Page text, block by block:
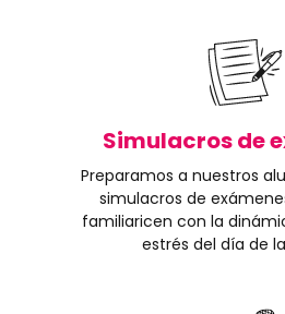
Simulacros de
Preparamos a nuestros
simulacros de
familiaricen con la
estrés del día de